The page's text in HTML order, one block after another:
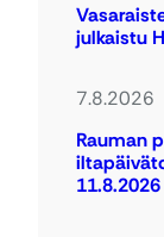
julkaistu
7.8.2026
Rauman
11.8.2026